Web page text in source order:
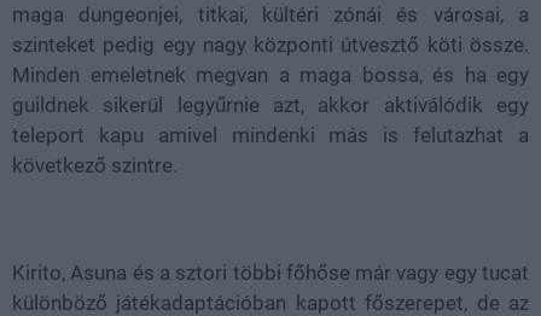
maga dungeonjei, titkai, kültéri zónái és városai, a
szinteket pedig egy nagy központi útvesztő köti össze.
Minden emeletnek megvan a maga bossa, és ha egy
guildnek sikerül legyűrnie azt, akkor aktiválódik egy
teleport kapu amivel mindenki más is felutazhat a
következő szintre.
Kirito, Asuna és a sztori többi főhőse már vagy egy tucat
különböző játékadaptációban kapott főszerepet, de az